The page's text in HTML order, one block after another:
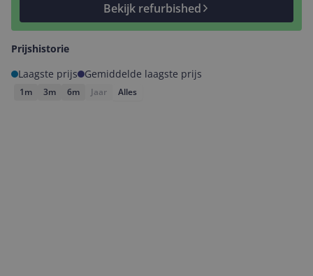
Bekijk refurbished
Prijshistorie
Laagste prijs
Gemiddelde laagste prijs
1m 3m 6m Jaar Alles